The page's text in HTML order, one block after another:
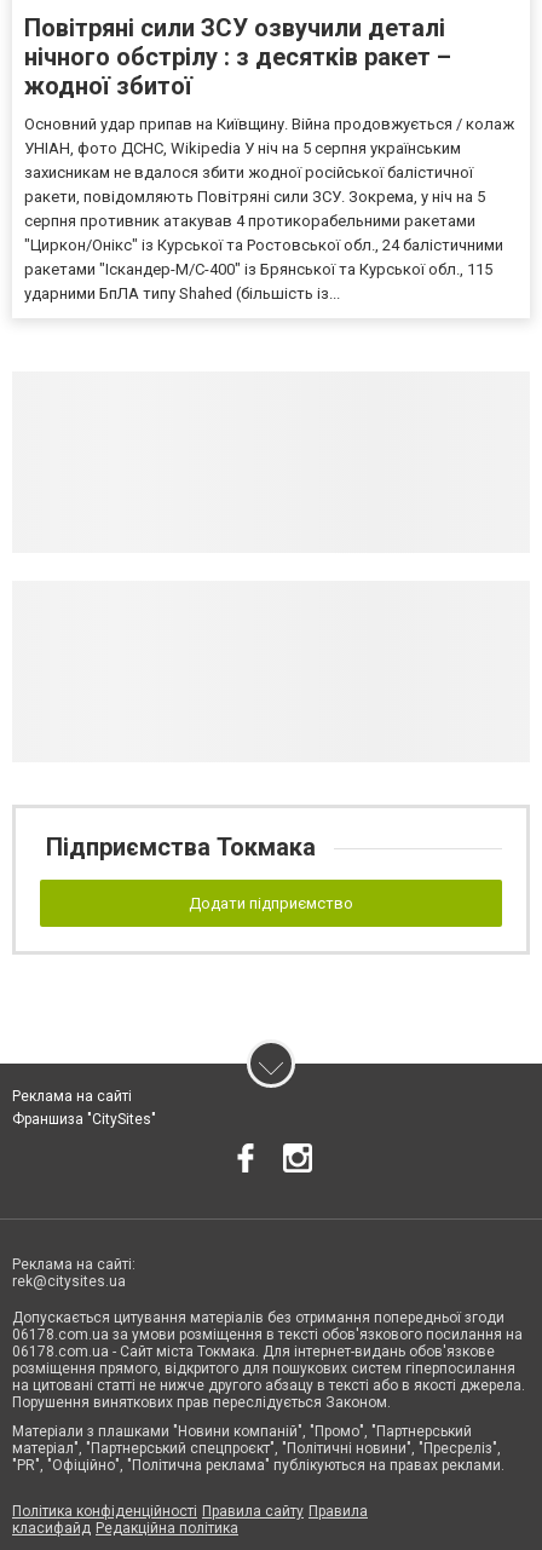
Повітряні сили ЗСУ озвучили деталі
нічного обстрілу : з десятків ракет –
жодної збитої
Основний удар припав на Київщину. Війна продовжується / колаж
УНІАН, фото ДСНС, Wikipedia У ніч на 5 серпня українським
захисникам не вдалося збити жодної російської балістичної
ракети, повідомляють Повітряні сили ЗСУ. Зокрема, у ніч на 5
серпня противник атакував 4 протикорабельними ракетами
"Циркон/Онікс" із Курської та Ростовської обл., 24 балістичними
ракетами "Іскандер-М/С-400" із Брянської та Курської обл., 115
ударними БпЛА типу Shahed (більшість із...
Підприємства Токмака
Додати підприємство
Реклама на сайті
Франшиза "CitySites"
Реклама на сайті:
rek@citysites.ua
Допускається цитування матеріалів без отримання попередньої згоди
06178.com.ua за умови розміщення в тексті обов'язкового посилання на
06178.com.ua - Сайт міста Токмака. Для інтернет-видань обов'язкове
розміщення прямого, відкритого для пошукових систем гіперпосилання
на цитовані статті не нижче другого абзацу в тексті або в якості джерела.
Порушення виняткових прав переслідується Законом.
Матеріали з плашками "Новини компаній", "Промо", "Партнерський
матеріал", "Партнерський спецпроєкт", "Політичні новини", "Пресреліз",
"PR", "Офіційно", "Політична реклама" публікуються на правах реклами.
Політика конфіденційності Правила сайту Правила
класифайд Редакційна політика